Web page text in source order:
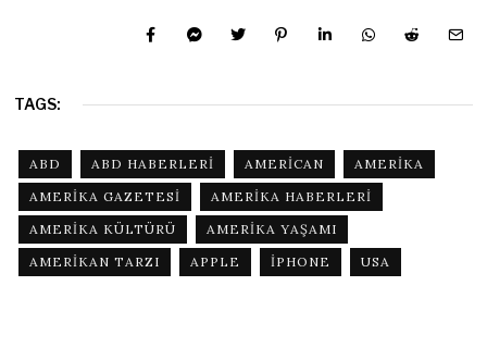
TAGS:
ABD ABD HABERLERI AMERICAN
AMERIKA
AMERIKA GAZETESI
AMERIKA HABERLERI
AMERIKA KÜLTÜRÜ
AMERIKA YAŞAMI
AMERIKAN TARZI
APPLE İPHONE USA